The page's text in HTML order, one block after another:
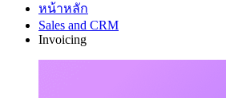
หน้าหลัก
Sales and CRM
Invoicing